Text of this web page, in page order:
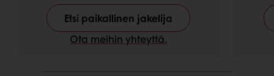
Etsi paikallinen jakelija
Ota meihin yhteyttä.